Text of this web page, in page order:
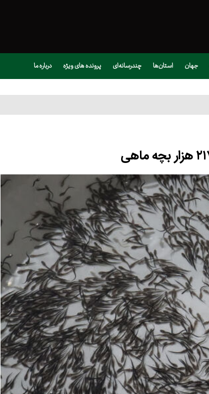
جهان استان‌ها چندرسانه‌ای پرونده های ویژه درباره ما